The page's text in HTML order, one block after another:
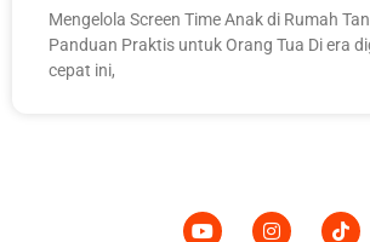
Mengelola Screen Time Anak di Rumah
Panduan Praktis untuk Orang Tua Di era
cepat ini,